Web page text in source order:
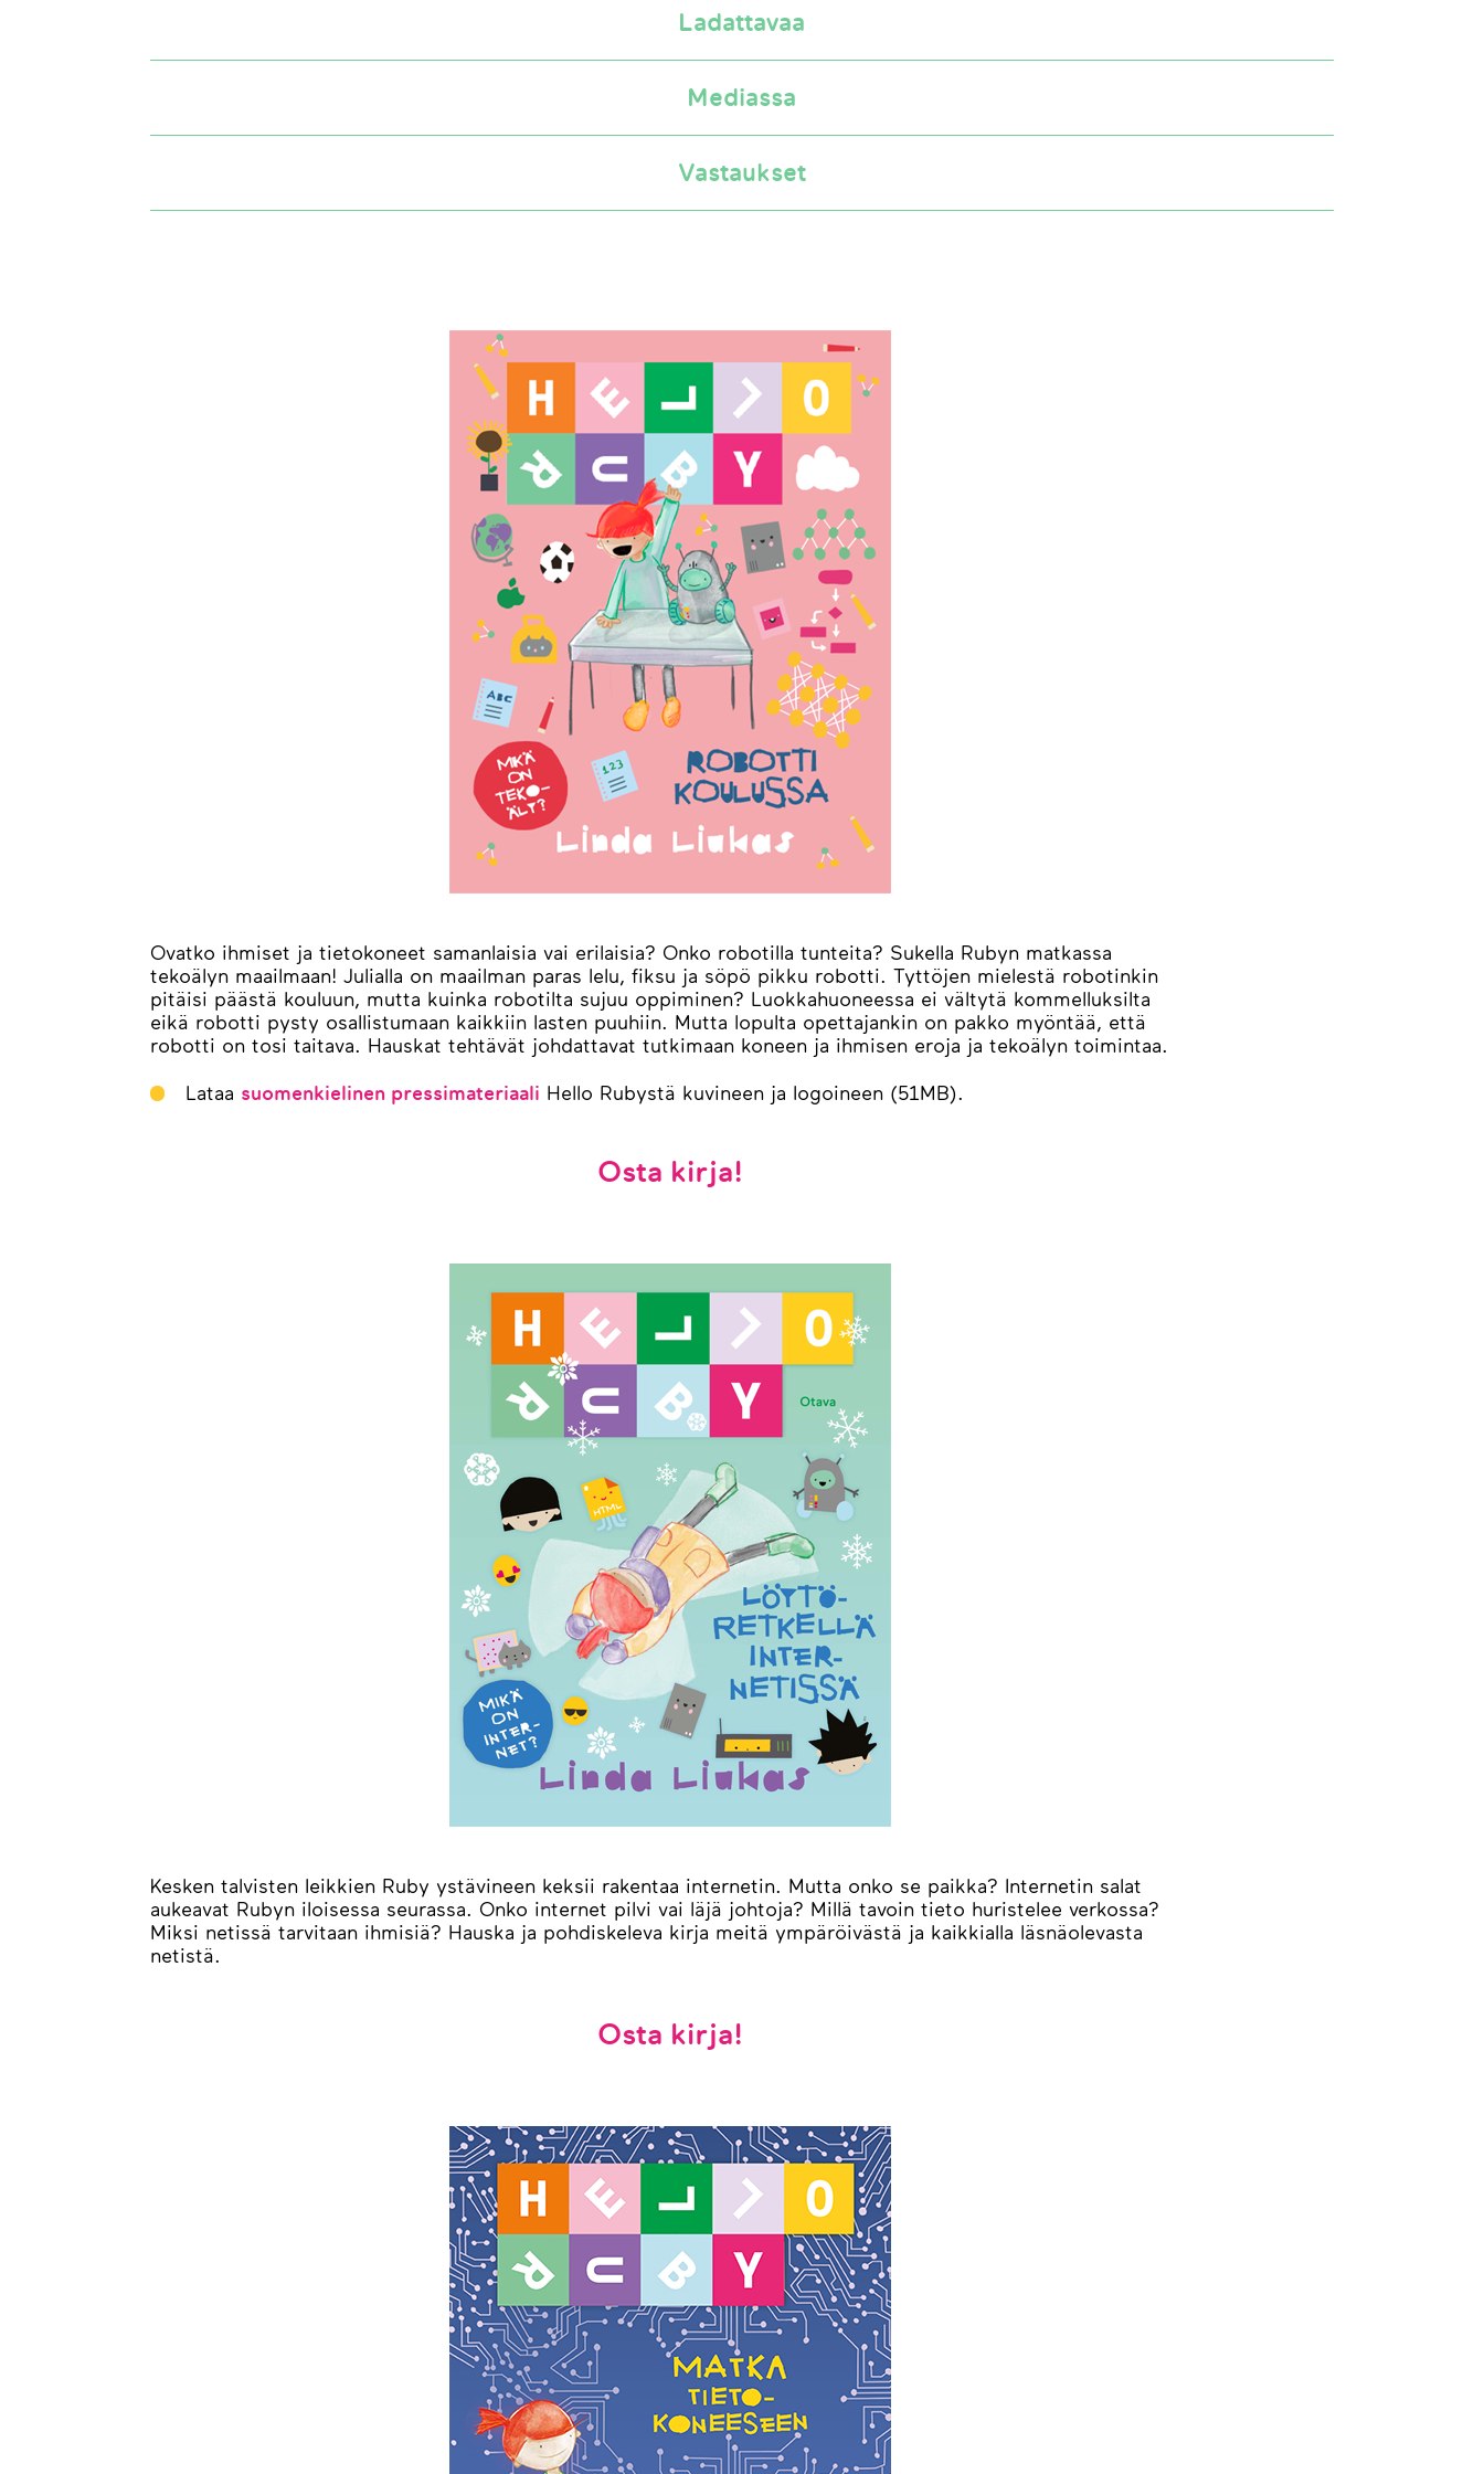
Ladattavaa
Mediassa
Vastaukset
Ovatko ihmiset ja tietokoneet samanlaisia vai erilaisia? Onko robotilla tunteita? Sukella Rubyn matkassa
tekoälyn maailmaan! Julialla on maailman paras lelu, fiksu ja söpö pikku robotti. Tyttöjen mielestä robotinkin
pitäisi päästä kouluun, mutta kuinka robotilta sujuu oppiminen? Luokkahuoneessa ei vältytä kommelluksilta
eikä robotti pysty osallistumaan kaikkiin lasten puuhiin. Mutta lopulta opettajankin on pakko myöntää, että
robotti on tosi taitava. Hauskat tehtävät johdattavat tutkimaan koneen ja ihmisen eroja ja tekoälyn toimintaa.
Lataa suomenkielinen pressimateriaali Hello Rubystä kuvineen ja logoineen (51MB).
Osta kirja!
Kesken talvisten leikkien Ruby ystävineen keksii rakentaa internetin. Mutta onko se paikka? Internetin salat
aukeavat Rubyn iloisessa seurassa. Onko internet pilvi vai läjä johtoja? Millä tavoin tieto huristelee verkossa?
Miksi netissä tarvitaan ihmisiä? Hauska ja pohdiskeleva kirja meitä ympäröivästä ja kaikkialla läsnäolevasta
netistä.
Osta kirja!